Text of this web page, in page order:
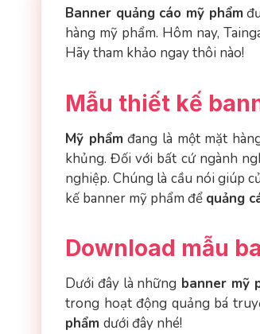
Banner quảng cáo mỹ phẩm
hàng mỹ phẩm. Hôm nay,
Hãy tham khảo ngay thôi nào!
Mẫu thiết kế
Mỹ phẩmđang là một mặt
khủng. Đối với bất cứ ngành
nghiệp. Chúng là cầu nói giúp
kế banner mỹ phẩm để quảng
Download mẫu
Dưới đây là những banner mỹ
trong hoạt động quảng bá
phẩm dưới đây nhé!